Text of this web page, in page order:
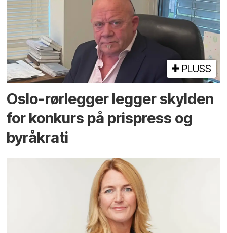
PLUSS
Oslo-rørlegger legger skylden
for konkurs på prispress og
byråkrati